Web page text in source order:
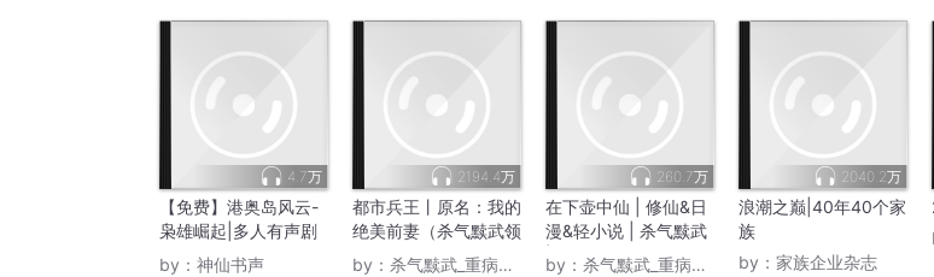
4.7万
【免费】港奥岛风云-
枭雄崛起|多人有声剧
丨杀气黩武
by： 神仙书声
2194.4万
都市兵王丨原名：我的
绝美前妻（杀气黩武领
衔多人）
by： 杀气黩武_重病暂退
260.7万
在下壶中仙 | 修仙&日
漫&轻小说 | 杀气黩武
|多人有声剧
by： 杀气黩武_重病暂退
2040.2万
浪潮之巅|40年40个家
族
by： 家族企业杂志